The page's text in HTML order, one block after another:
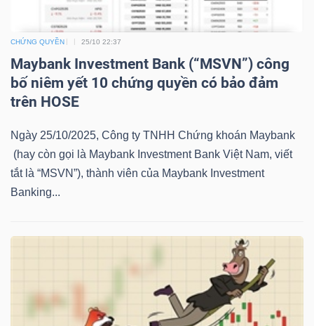
CHỨNG QUYỀN 25/10 22:37
Maybank Investment Bank (“MSVN”) công
bố niêm yết 10 chứng quyền có bảo đảm
trên HOSE
Ngày 25/10/2025, Công ty TNHH Chứng khoán Maybank
(hay còn gọi là Maybank Investment Bank Việt Nam, viết
tắt là “MSVN”), thành viên của Maybank Investment
Banking...
SECTOR
NĂNG